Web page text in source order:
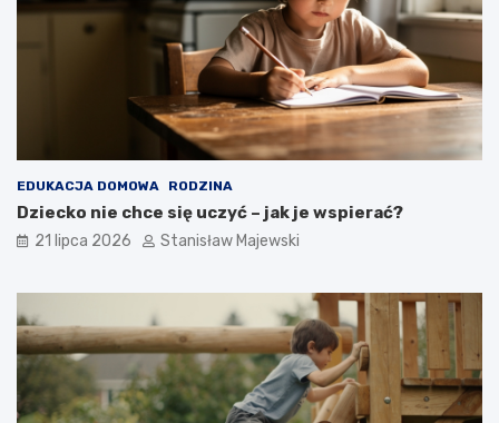
EDUKACJA DOMOWA RODZINA
Dziecko nie chce się uczyć – jak je wspierać?
21 lipca 2026 Stanisław Majewski